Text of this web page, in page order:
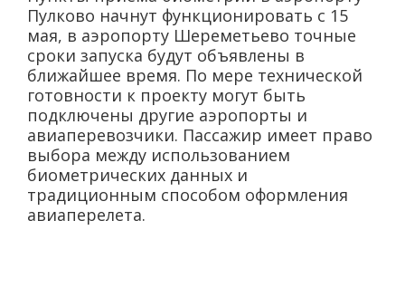
Пулково начнут функционировать с 15
мая, в аэропорту Шереметьево точные
сроки запуска будут объявлены в
ближайшее время. По мере технической
готовности к проекту могут быть
подключены другие аэропорты и
авиаперевозчики. Пассажир имеет право
выбора между использованием
биометрических данных и
традиционным способом оформления
авиаперелета.